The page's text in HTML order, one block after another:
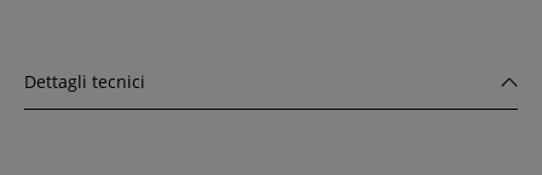
Dettagli tecnici